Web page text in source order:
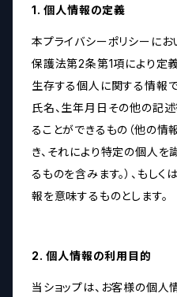
1. 個人情報の定義
本プライバシーポリシーにお
保護法第2条第1項により定
生存する個人に関する情報
氏名、生年月日その他の記
ることができるもの（他の
き、それにより特定の個人を
るものを含みます。）、もし
報を意味するものとします。
2. 個人情報の利用目的
当ショップは、お客様の個